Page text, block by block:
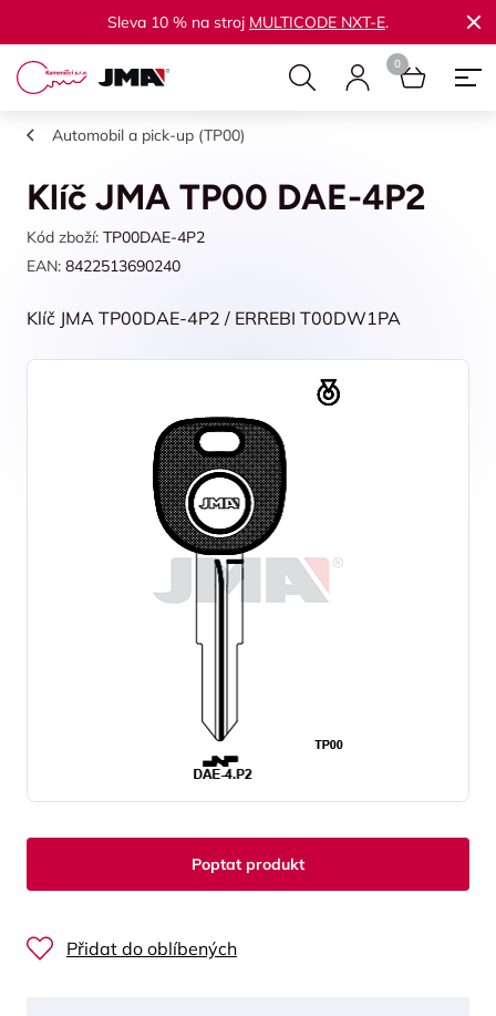
Sleva 10 % na stroj MULTICODE NXT-E.
Automobil a pick-up (TP00)
Klíč JMA TP00 DAE-4P2
Kód zboží: TP00DAE-4P2
EAN: 8422513690240
Klíč JMA TP00DAE-4P2 / ERREBI T00DW1PA
Poptat produkt
Přidat do oblíbených